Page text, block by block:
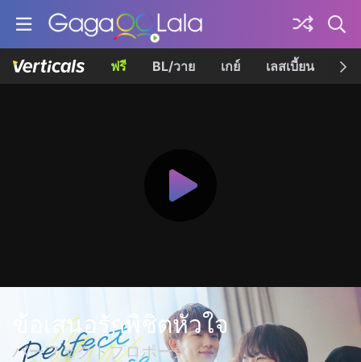
ฟรี BL/วาย เกย์ เลสเบี้ยน เค
ข้อเสนอรักพิชิตหัวใจ
パーフェクトプロポーズ